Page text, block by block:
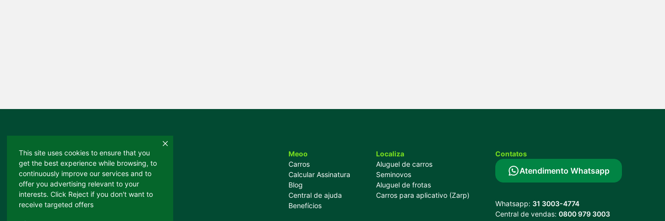
This site uses cookies to ensure that you
get the best experience while browsing, to
continuously improve our services and to
offer you advertising relevant to your
interests. Click Reject if you don't want to
receive targeted offers
A melhor e mais completa solução
de carro por assinatura do país.
Meoo
Carros
Calcular Assinatura
Blog
Central de ajuda
Benefícios
Localiza
Aluguel de carros
Seminovos
Aluguel de frotas
Carros para aplicativo (Zarp)
Contatos
Atendimento Whatsapp
Whatsapp: 31 3003-4774
Central de vendas: 0800 979 3003